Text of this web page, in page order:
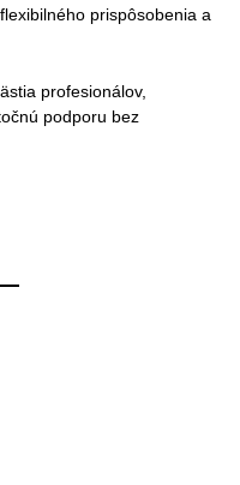
prispôsobenia a
profesionálov,
podporu bez